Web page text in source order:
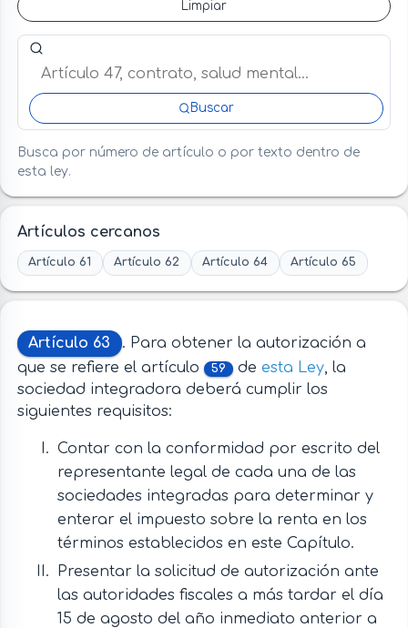
Limpiar
Buscar artículo o término en esta ley
Buscar
Busca por número de artículo o por texto dentro de
esta ley.
Artículos cercanos
Artículo 61 Artículo 62 Artículo 64 Artículo 65
Artículo 63
. Para obtener la autorización a
que se refiere el artículo
59 de esta Ley, la
sociedad integradora deberá cumplir los
siguientes requisitos:
Contar con la conformidad por escrito del
representante legal de cada una de las
sociedades integradas para determinar y
enterar el impuesto sobre la renta en los
términos establecidos en este Capítulo.
Presentar la solicitud de autorización ante
las autoridades fiscales a más tardar el día
15 de agosto del año inmediato anterior a